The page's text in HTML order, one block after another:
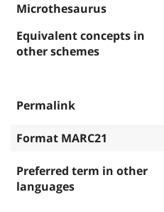
Microthesaurus
Equivalent concepts in
other schemes
Permalink
Format MARC21
Preferred term in other
languages